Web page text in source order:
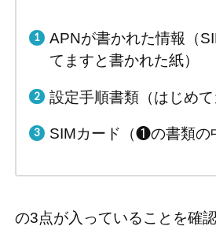
APNが書かれた情報（
てますと書かれた紙）
設定手順書類（はじめて
SIMカード（❶の書類の
の3点が入っていることを確